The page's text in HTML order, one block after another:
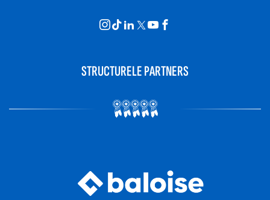
STRUCTURELE PARTNERS